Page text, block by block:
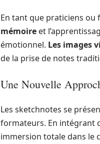
En tant que praticiens ou
mémoire et
émotionnel. Les images
de la prise de notes
Une Nouvelle
Les sketchnotes se
formateurs. En intégrant
immersion totale dans le